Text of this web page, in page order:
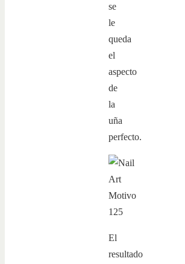
se
le
queda
el
aspecto
de
la
uña
perfecto.
El
resultado